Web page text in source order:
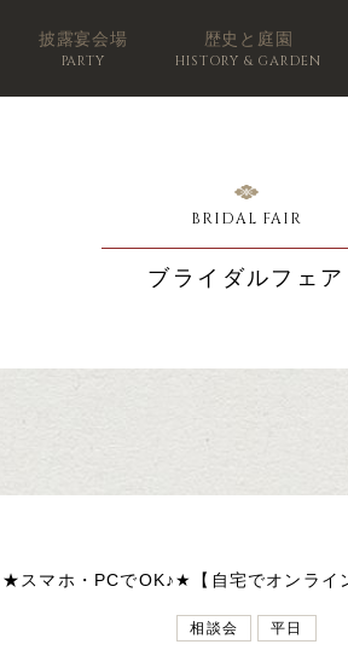
披露宴会場
PARTY
歴史と庭園
HISTORY & GARDEN
BRIDAL FAIR
ブライダルフェア
★スマホ・PCでOK♪★【自宅でオンライ
相談会 平日